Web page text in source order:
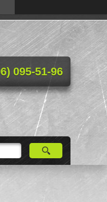
095-51-96